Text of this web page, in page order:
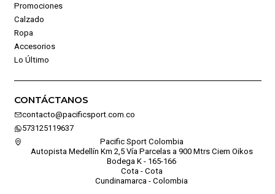
Promociones
Calzado
Ropa
Accesorios
Lo Último
CONTÁCTANOS
contacto@pacificsport.com.co
573125119637
Pacific Sport Colombia
Autopista Medellín Km 2,5 Vía Parcelas a 900 Mtrs Ciem Oikos
Bodega K - 165-166
Cota - Cota
Cundinamarca - Colombia